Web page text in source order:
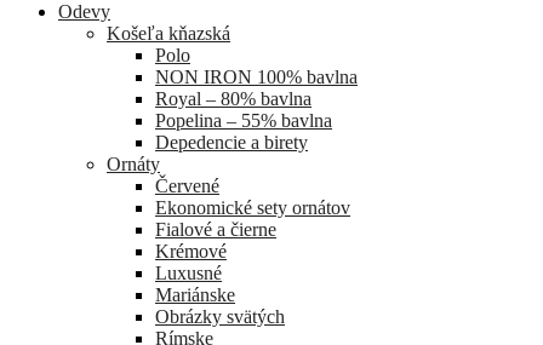
Odevy
Košeľa kňazská
Polo
NON IRON 100% bavlna
Royal – 80% bavlna
Popelina – 55% bavlna
Depedencie a birety
Ornáty
Červené
Ekonomické sety ornátov
Fialové a čierne
Krémové
Luxusné
Mariánske
Obrázky svätých
Rímske